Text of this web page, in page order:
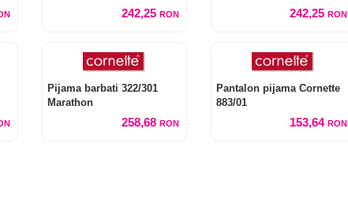
242,25 RON 242,25RON
Pijama barbati 322/301
Marathon
258,68 RON
Pantalon pijama Cornette
883/01
153,64RON